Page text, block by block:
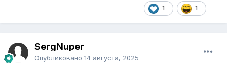
1 1
SergNuper
Опубликовано 14 августа, 2025